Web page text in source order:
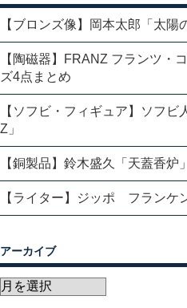
【ブロンズ像】岡本太郎「太
【陶磁器】FRANZ フランツ・
ズ4点まとめ
【ソフビ・フィギュア】ソフ
Z」
【銅製品】鈴木盛久「天蓋香炉」
【ライター】ジッポ フラン
アーカイブ